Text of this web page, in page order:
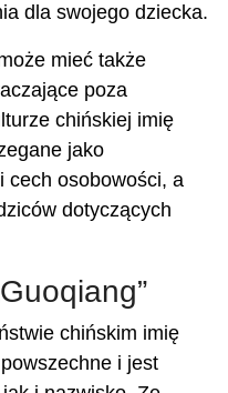
dla swojego dziecka.
mieć także
poza
chińskiej imię
jako
cech osobowości, a
dotyczących
chińskim imię
i jest